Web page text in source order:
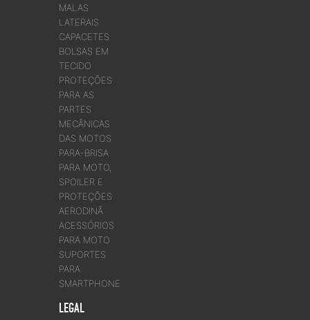
MALAS
LATERAIS
CAPACETES
BOLSAS EM
TECIDO
PROTEÇÕES
PARA AS
PARTES
MECÂNICAS
DAS MOTOS
PARA-BRISA
PARA MOTO,
SPOILER E
PROTEÇÕES
AERODINÂ
ACESSÓRIOS
PARA MOTO
SUPORTES
PARA
SMARTPHONE
LEGAL